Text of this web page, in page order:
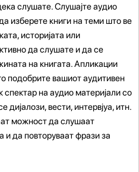
слушате. Слушајте аудио
изберете книги на теми што ве
историјата или
да слушате и да се
на книгата. Апликации
подобрите вашиот аудитивен
на аудио материјали со
дијалози, вести, интервјуа, итн.
можност да слушаат
и да повторуваат фрази за